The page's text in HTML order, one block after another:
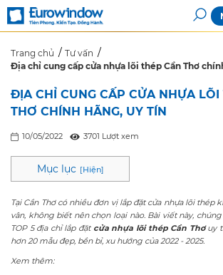
Trang chủ
Tư vấn
Địa chỉ cung cấp cửa nhựa lõi thép Cần Thơ
ĐỊA CHỈ CUNG CẤP CỬA NHỰA LÕI
THƠ CHÍNH HÃNG, UY TÍN
10/05/2022 3701 Lượt xem
Mục lục [Hiện]
Tại Cần Thơ có nhiều đơn vị lắp đặt cửa nhựa lõi thép
vân, không biết nên chọn loại nào. Bài viết này,
TOP 5 địa chỉ lắp đặt cửa nhựa lõi thép Cần Thơuy
hơn 20 mẫu đẹp, bền bỉ, xu hướng của 2022 - 2025.
Xem thêm: